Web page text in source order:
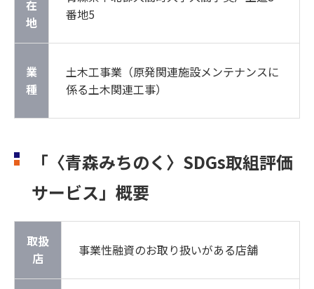
在
地
番地5
業
種
土木工事業（原発関連施設メンテナンスに
係る土木関連工事）
「〈青森みちのく〉SDGs取組評価
サービス」概要
取扱
店
事業性融資のお取り扱いがある店舗